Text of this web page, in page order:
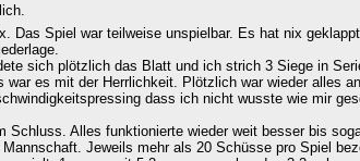
Das Spiel war teilweise unspielbar. Es hat nix
sich plötzlich das Blatt und ich strich 3 Siege in
war es mit der Herrlichkeit. Plötzlich war wieder alles
dass ich nicht wusste wie mir
Schluss. Alles funktionierte wieder weit besser bis
Jeweils mehr als 20 Schüsse pro Spiel